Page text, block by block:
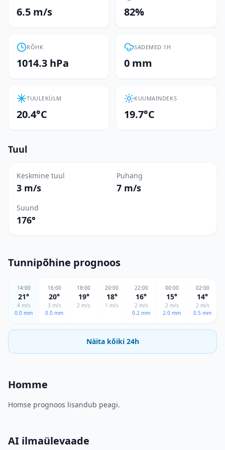
6.5 m/s 82%
RÕHK
1014.3 hPa
SADEMED 1H
0 mm
TUULEKÜLM
20.4°C
KUUMAINDEKS
19.7°C
Tuul
Keskmine tuul
3 m/s
Puhang
7 m/s
Suund
176°
Tunnipõhine prognoos
14:00
21°
4m/s
0.0 mm
16:00
20°
3 m/s
0.0 mm
18:00
19°
2 m/s
20:00
18°
1 m/s
22:00
16°
2 m/s
0.2 mm
00:00
15°
2 m/s
2.0 mm
02:00
14°
2 m/s
0.5 mm
Näita kõiki 24h
Homme
Homse prognoos lisandub peagi.
AI ilmaülevaade